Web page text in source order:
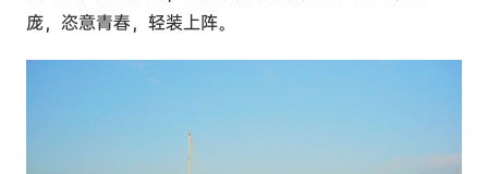
庞，恣意青春，轻装上阵。